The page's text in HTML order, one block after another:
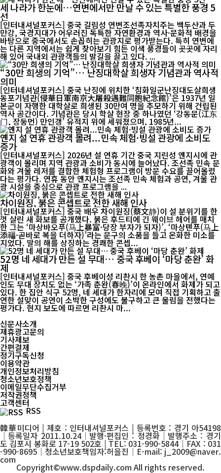
세 나라가 한눈에…연변에서만 만날 수 있는 특별한 풍경 5
선
[인터내셔널포커스] 중국 길림성 연변조선족자치주는 백두산과 두
만강, 국경지대가 어우러진 독특한 자연환경과 역사·문화적 배경을
바탕으로 중국에서도 손꼽히는 관광지로 평가받는다. 특히 연변에
는 다른 지역에서는 쉽게 찾아보기 힘든 이색 풍경들이 곳곳에 자리
해 있어 국내외 관광객들의 발길을 끌고 있다. ...
“30만 희생의 기억”… 난징대학살 희생자 기념관과 역사적
의미
[인터네셔널포커스] 중국 난징에 위치한 ‘침화일군난징대도살희생
동포기념관(侵華日軍南京大屠殺遇難同胞紀念館)’은 1937년 일
본군이 자행한 대학살로 희생된 30만여 명을 추모하기 위해 건립된
역사 공간이다. 기념관은 당시 학살 현장 중 하나였던 ‘강동문(江东
门, 장둥먼) 만인갱’ 유적지 위에 세워졌으며, 1985년...
옌지 설 연휴 관광객 몰려...민속 체험·빙설 관광에 소비도
증가
[인터내셔널포커스] 2026년 설 연휴 기간 중국 지린성 옌지시에 관
광객이 몰리며 지역 관광과 소비가 동시에 늘어났다. 조선족 민속 문
화와 겨울 레저를 결합한 체험형 프로그램이 방문 수요를 끌어올렸
다는 평가다. 연휴 동안 옌지시는 조선족 민속 체험과 공연, 겨울 관
광 시설을 중심으로 관광 프로그램을 ...
차이원징, 붉은 콘셉트로 전한 새해 인사
[인터내셔널포커스] 중국 배우 차이원징(蔡文静)이 설 분위기를 한
껏 살린 새 화보를 공개했다. 붉은 후드티에 긴 웨이브 헤어를 매치
한 그는 ‘마상바오푸(马上暴富·당장 부자가 되자)’, ‘마상톈푸(马上
添福·곧바로 복을 더하자)’라는 문구의 소품을 들고 온화한 미소를
지었다. 말의 해를 상징하는 경쾌한 콘셉...
52명 네 세대가 만든 설 무대… 중국 후베이 ‘마당 춘완’ 화
제
[인터내셔널포커스] 중국 후베이성 리촨시 한 농촌 마을에서, 연예
인도 무대 장치도 없는 ‘가족 춘완(春晚)’이 온라인에서 화제가 되고
있다. 한 집안 식구 52명, 네 세대가 한자리에 모여 직접 기획하고 출
연한 설맞이 공연이 소박한 구성에도 불구하고 큰 울림을 전했다는
평가다. 현지 보도에 따르면 리촨시 마...
신문사소개
제휴광고문의
기사제보
간편결제
정기구독신청
이용약관
개인정보처리방침
청소년보호정책
이메일무단수집거부
저작권정책
고객센터
RSS
韓華미디어 | 제호 : 인터내셔널포커스 | 등록번호 : 경기 아54198
│등록일자 2011.10.24│발행·편집인 : 정경화│발행주소 : 경기
도 김포시 봉화로 17-19 502호 | TEL: 031-990-5844│FAX : 031
-990-8695│청소년보호책임자:허을진│E-mail: j_2009@naver.
com
Copyright©www.dspdaily.com All rights reserved.